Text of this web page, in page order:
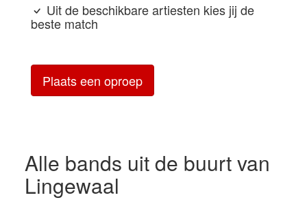
Uit de beschikbare artiesten kies jij de
beste match
Plaats een oproep
Alle bands uit de buurt van
Lingewaal